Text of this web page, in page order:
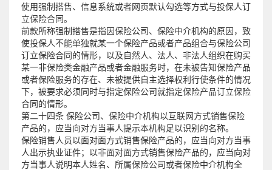
使用强制搭售、信息系统或者网页默认勾选等方式与投保人订
立保险合同。
前款所称强制搭售是指因保险公司、保险中介机构的原因，致
使投保人不能单独就某一个保险产品或者产品组合与保险公司
订立保险合同的情形，以及自然人、法人、非法人组织在购买
某一非保险类金融产品或者金融服务时，在未被告知保险产品
或者保险服务的存在、未被提供自主选择权利行使条件的情况
下，被要求必须同时与指定保险公司就指定保险产品订立保险
合同的情形。
第二十四条 保险公司、保险中介机构以互联网方式销售保险
产品的，应当向对方当事人提示本机构足以识别的名称。
保险销售人员以面对面方式销售保险产品的，应当向对方当事
人出示执业证件；以非面对面方式销售保险产品的，应当向对
方当事人说明本人姓名、所属保险公司或者保险中介机构全